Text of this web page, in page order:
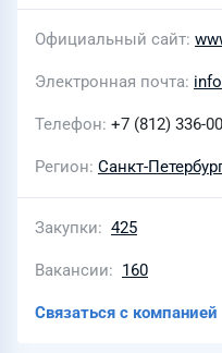
Официальный сайт
Электронная почта
Телефон +7 (812) 336-
Регион Санкт-
Закупки 425
Вакансии 160
Связаться с компанией